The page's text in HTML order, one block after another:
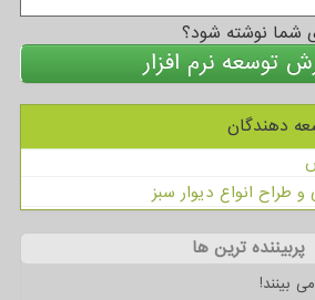
شما نوشته شود؟
توسعه نرم افزار
دهندگان
طراح انواع دیوار سبز
پربیننده ترین ها
بینند!